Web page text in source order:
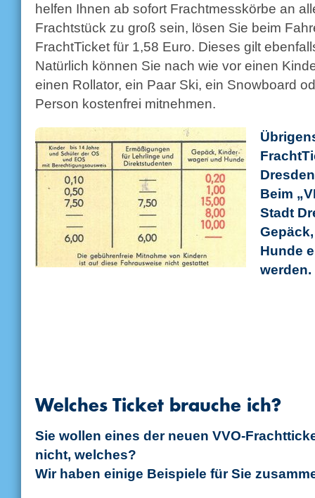
helfen Ihnen ab sofort Frachtmesskörbe an
Frachtstück zu groß sein, lösen Sie beim
FrachtTicket für 1,58 Euro. Dieses gilt
Natürlich können Sie nach wie vor einen
einen Rollator, ein Paar Ski, ein Snowboard
Person kostenfrei mitnehmen.
Beim
Stadt
Hunde
werden.
Welches Ticket brauche ich?
Sie wollen eines der neuen VVO-
nicht, welches?
Wir haben einige Beispiele für Sie